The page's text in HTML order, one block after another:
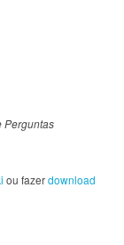
Perguntas
ou fazerdownload